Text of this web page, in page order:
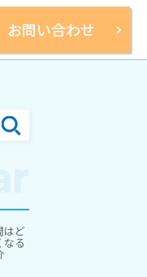
お問い合わせ
はど
なる